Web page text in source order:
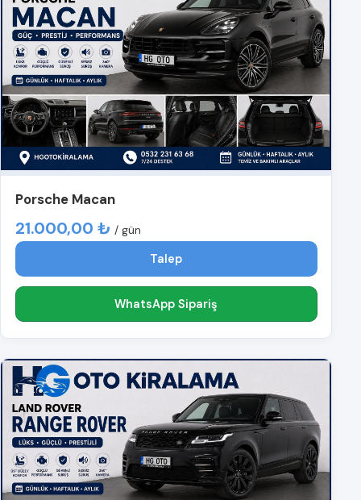
Porsche Macan
21.000,00 ₺ / gün
Talep
WhatsApp Sipariş